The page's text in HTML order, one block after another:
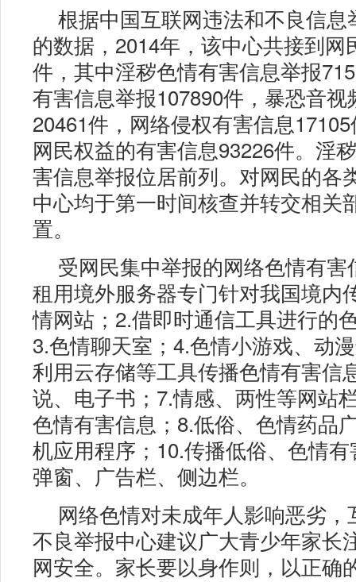
根据中国互联网违法和不良信息
的数据，2014年，该中心共接到网
件，其中淫秽色情有害信息举报
有害信息举报107890件，暴恐音视
20461件，网络侵权有害信息
网民权益的有害信息93226件。淫
害信息举报位居前列。对网民的各
中心均于第一时间核查并转交相关
置。
受网民集中举报的网络色情有害
租用境外服务器专门针对我国境内
情网站；2.借即时通信工具进行的
3.色情聊天室；4.色情小游戏、动
利用云存储等工具传播色情有害信
说、电子书；7.情感、两性等网站
色情有害信息；8.低俗、色情药品
机应用程序；10.传播低俗、色情
弹窗、广告栏、侧边栏。
网络色情对未成年人影响恶劣，
不良举报中心建议广大青少年家长
网安全。家长要以身作则，以正确